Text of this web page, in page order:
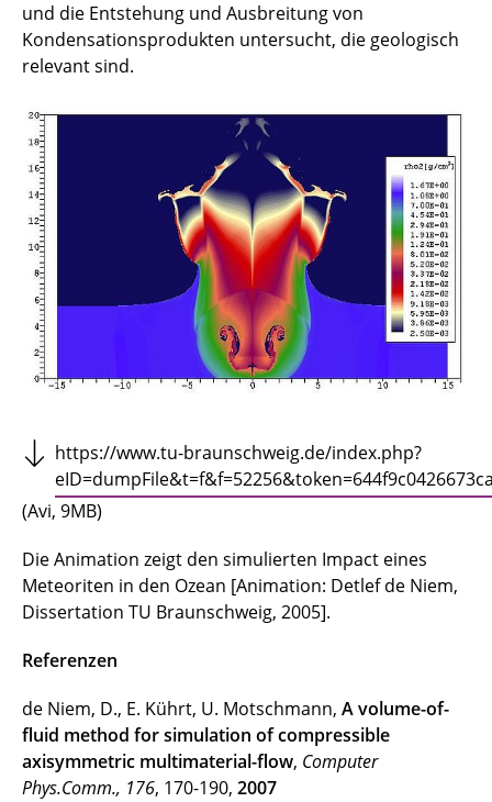
und die Entstehung und Ausbreitung von
Kondensationsprodukten untersucht, die geologisch
relevant sind.
https://www.tu-braunschweig.de/index.php?
(Avi, 9MB)
Die Animation zeigt den simulierten Impact eines
Meteoriten in den Ozean [Animation: Detlef de Niem,
Dissertation TU Braunschweig, 2005].
Referenzen
de Niem, D., E. Kührt, U. Motschmann, A volume-of-
fluid method for simulation of compressible
axisymmetric multimaterial-flow, Computer
Phys.Comm., 176, 170-190, 2007